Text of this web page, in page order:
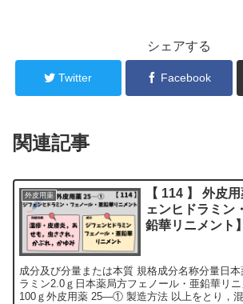
シェアする
Twitter Facebook
関連記事
外皮用薬
【 114 】 外皮
ェンヒドラミン
鉛華リニメント】
成分及び分量または本質 規格成分名称分量日
ラミン2.0ｇ日本薬局方フェノール・亜鉛華リ
100ｇ外皮用薬 25―① 製造方法 以上をとり，